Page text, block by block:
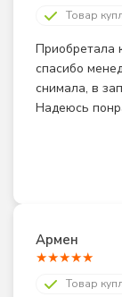
Товар
Приобретала
спасибо
снимала, в
Надеюсь
Армен
★★★★★
Товар